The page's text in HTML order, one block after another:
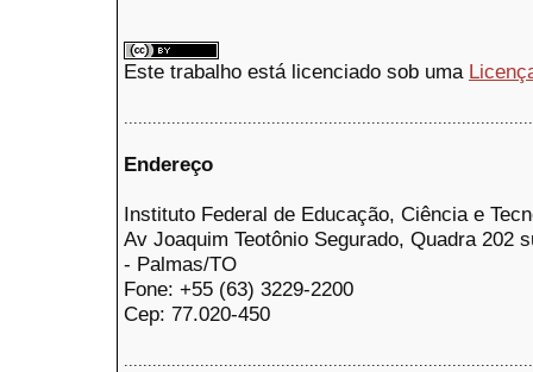
Este trabalho está licenciado sob uma
Endereço
Instituto Federal de Educação, Ciência e
Av Joaquim Teotônio Segurado, Quadra 202
- Palmas/TO
Fone: +55 (63) 3229-2200
Cep: 77.020-450